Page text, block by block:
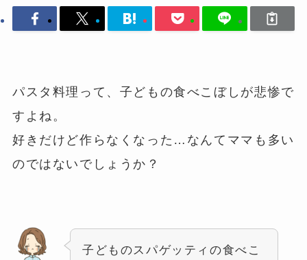
パスタ料理って、子どもの食べこぼしが悲惨で
すよね。
好きだけど作らなくなった…なんてママも多い
のではないでしょうか？
子どものスパゲッティの食べこ